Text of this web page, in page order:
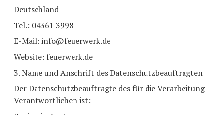
Deutschland
Tel.: 04361 3998
E-Mail: info@feuerwerk.de
Website: feuerwerk.de
3. Name und Anschrift des Datenschutzbeauftragten
Der Datenschutzbeauftragte des für die Verarbeitung
Verantwortlichen ist: